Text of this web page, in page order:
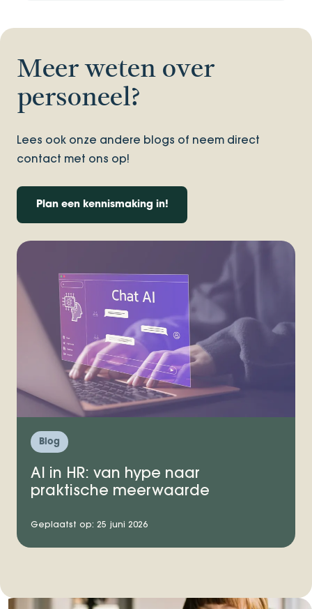
Meer weten over
personeel?
Lees ook onze andere blogs of neem direct
contact met ons op!
Plan een kennismaking in!
Blog
AI in HR: van hype naar
praktische meerwaarde
Geplaatst op: 25 juni 2026